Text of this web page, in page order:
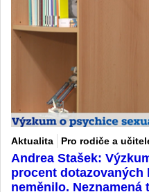
Aktualita Pro rodiče a
Andrea Stašek:
procent
neměnilo.